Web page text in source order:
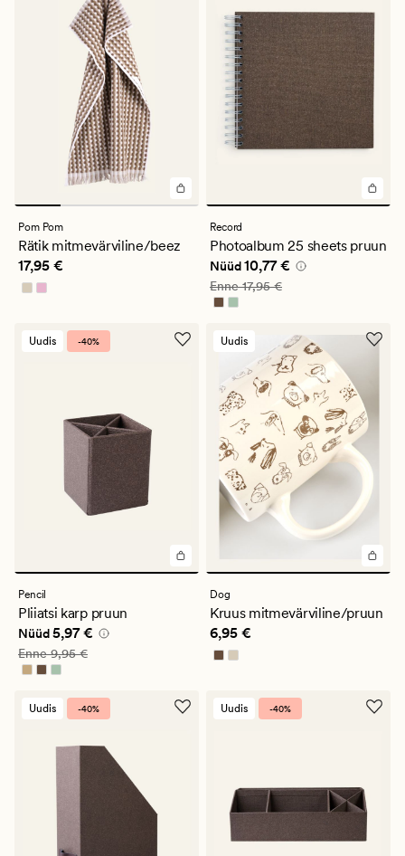
Pom Pom
Rätik mitmevärviline/beez
Pris_ee
17,95 €
Record
Photoalbum 25 sheets pruun
Nåværende pris_ee
Nüüd10,77 €
Vanlig pris_ee
Enne17,95 €
Uudis -40%
Pencil
Pliiatsi karp pruun
Nåværende pris_ee
Nüüd5,97 €
Vanlig pris_ee
Enne9,95 €
Uudis
Dog
Kruus mitmevärviline/pruun
Pris_ee
6,95 €
Uudis -40% Uudis -40%